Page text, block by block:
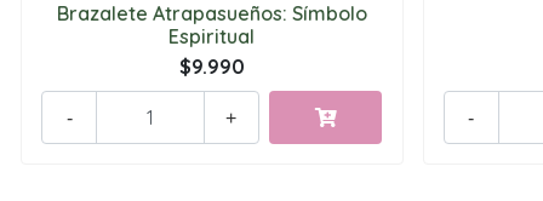
Brazalete Atrapasueños: Símbolo
Espiritual
$9.990
+
- -